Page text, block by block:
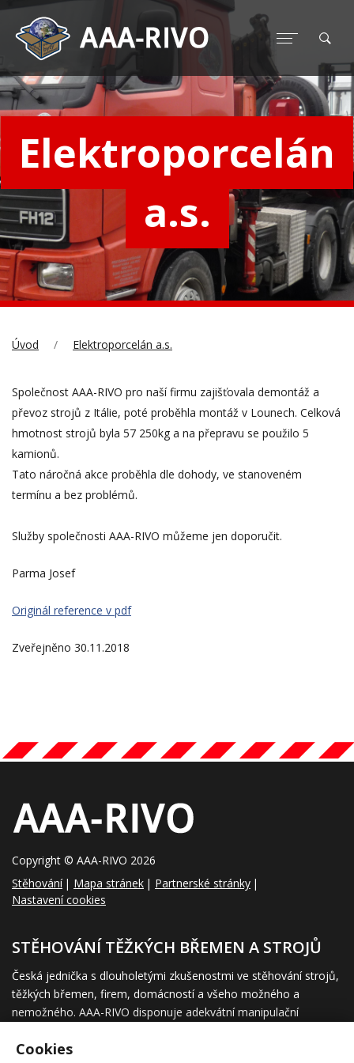
Elektroporcelán
a.s.
Úvod Elektroporcelán a.s.
Společnost AAA-RIVO pro naší firmu zajišťovala demontáž a
převoz strojů z Itálie, poté proběhla montáž v Lounech. Celková
hmotnost strojů byla 57 250kg a na přepravu se použilo 5
kamionů.
Tato náročná akce proběhla dle dohody, ve stanoveném
termínu a bez problémů.
Služby společnosti AAA-RIVO můžeme jen doporučit.
Parma Josef
Originál reference v pdf
Zveřejněno 30.11.2018
Copyright © AAA-RIVO 2026
Stěhování
Mapa stránek
Partnerské stránky
Nastavení cookies
STĚHOVÁNÍ TĚŽKÝCH BŘEMEN A STROJŮ
Česká jednička s dlouholetými zkušenostmi ve stěhování strojů,
těžkých břemen, firem, domácností a všeho možného a
nemožného. AAA-RIVO disponuje adekvátní manipulační
Snahou naší firmy je poskytovat co nejlepší profesionální služby
Cookies